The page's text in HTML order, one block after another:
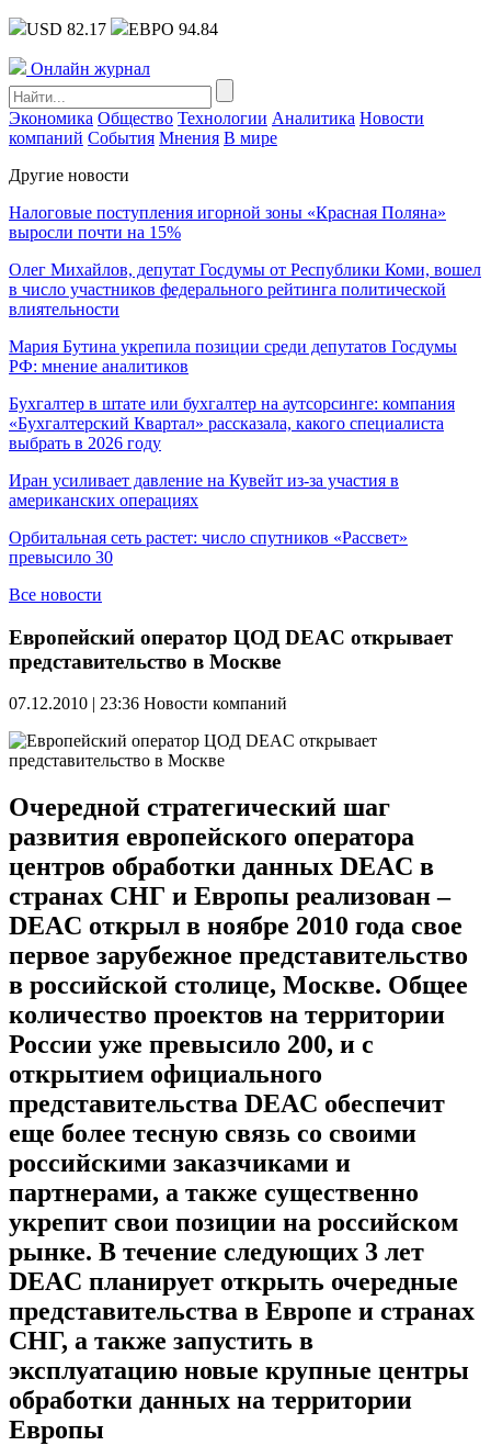
USD 82.17 ЕВРО 94.84
Онлайн журнал
Экономика Общество Технологии Аналитика Новости
компаний События Мнения В мире
Другие новости
Налоговые поступления игорной зоны «Красная Поляна»
выросли почти на 15%
Олег Михайлов, депутат Госдумы от Республики Коми, вошел
в число участников федерального рейтинга политической
влиятельности
Мария Бутина укрепила позиции среди депутатов Госдумы
РФ: мнение аналитиков
Бухгалтер в штате или бухгалтер на аутсорсинге: компания
«Бухгалтерский Квартал» рассказала, какого специалиста
выбрать в 2026 году
Иран усиливает давление на Кувейт из-за участия в
американских операциях
Орбитальная сеть растет: число спутников «Рассвет»
превысило 30
Все новости
Европейский оператор ЦОД DEAC открывает
представительство в Москве
07.12.2010 | 23:36 Новости компаний
Очередной стратегический шаг
развития европейского оператора
центров обработки данных DEAC в
странах СНГ и Европы реализован –
DEAC открыл в ноябре 2010 года свое
первое зарубежное представительство
в российской столице, Москве. Общее
количество проектов на территории
России уже превысило 200, и с
открытием официального
представительства DEAC обеспечит
еще более тесную связь со своими
российскими заказчиками и
партнерами, а также существенно
укрепит свои позиции на российском
рынке. В течение следующих 3 лет
DEAC планирует открыть очередные
представительства в Европе и странах
СНГ, а также запустить в
эксплуатацию новые крупные центры
обработки данных на территории
Европы